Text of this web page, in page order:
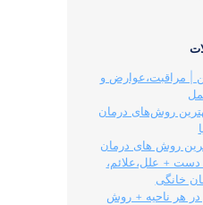
| مراقبت،عوارض و
روش‌های درمان
روش های درمان
+ علل،علائم،
خانگی
در هر ناحیه + روش